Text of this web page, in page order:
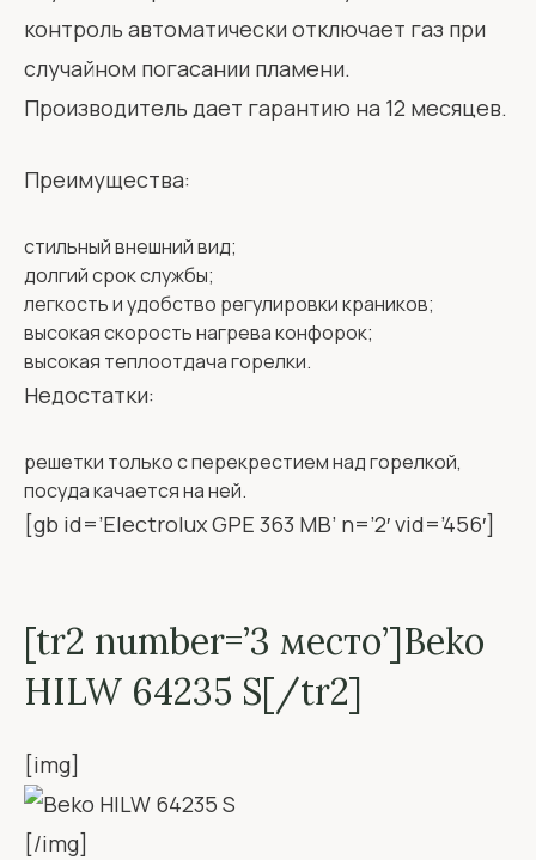
контроль автоматически отключает газ при
случайном погасании пламени.
Производитель дает гарантию на 12 месяцев.
Преимущества:
стильный внешний вид;
долгий срок службы;
легкость и удобство регулировки краников;
высокая скорость нагрева конфорок;
высокая теплоотдача горелки.
Недостатки:
решетки только с перекрестием над горелкой,
посуда качается на ней.
[gb id=’Electrolux GPE 363 MB’ n=’2′ vid=’456′]
[tr2 number=’3 место’]Beko
HILW 64235 S[/tr2]
[img]
[/img]